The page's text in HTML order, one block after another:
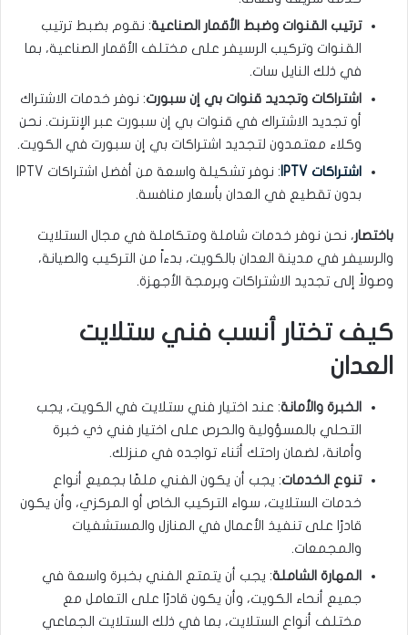
ترتيب القنوات وضبط الأقمار الصناعية: نقوم بضبط ترتيب
القنوات وتركيب الرسيفر على مختلف الأقمار الصناعية، بما
في ذلك النايل سات.
اشتراكات وتجديد قنوات بي إن سبورت: نوفر خدمات الاشتراك
أو تجديد الاشتراك في قنوات بي إن سبورت عبر الإنترنت. نحن
وكلاء معتمدون لتجديد اشتراكات بي إن سبورت في الكويت.
اشتراكات IPTV
: نوفر تشكيلة واسعة من أفضل اشتراكات IPTV
بدون تقطيع في العدان بأسعار منافسة.
باختصار، نحن نوفر خدمات شاملة ومتكاملة في مجال الستلايت
والرسيفر في مدينة العدان بالكويت، بدءاً من التركيب والصيانة،
وصولاً إلى تجديد الاشتراكات وبرمجة الأجهزة.
كيف تختار أنسب فني ستلايت
العدان
الخبرة والأمانة: عند اختيار فني ستلايت في الكويت، يجب
التحلي بالمسؤولية والحرص على اختيار فني ذي خبرة
وأمانة، لضمان راحتك أثناء تواجده في منزلك.
تنوع الخدمات: يجب أن يكون الفني ملمًا بجميع أنواع
خدمات الستلايت، سواء التركيب الخاص أو المركزي، وأن يكون
قادرًا على تنفيذ الأعمال في المنازل والمستشفيات
والمجمعات.
المهارة الشاملة: يجب أن يتمتع الفني بخبرة واسعة في
جميع أنحاء الكويت، وأن يكون قادرًا على التعامل مع
مختلف أنواع الستلايت، بما في ذلك الستلايت الجماعي